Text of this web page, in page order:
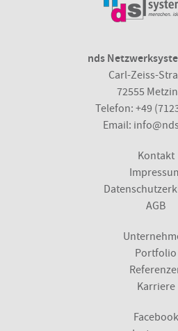
nds
Carl-Zeiss-
72555
Telefon: +49
Email:
Kontakt
AGB
Portfolio
Karriere
Facebook